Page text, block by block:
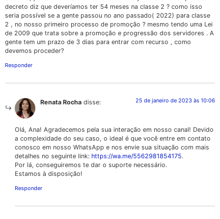
decreto diz que deveríamos ter 54 meses na classe 2 ? como isso
seria possível se a gente passou no ano passado( 2022) para classe
2 , no nosso primeiro processo de promoção ? mesmo tendo uma Lei
de 2009 que trata sobre a promoção e progressão dos servidores . A
gente tem um prazo de 3 dias para entrar com recurso , como
devemos proceder?
Responder
Renata Rocha disse: 25 de janeiro de 2023 às 10:06
Olá, Ana! Agradecemos pela sua interação em nosso canal! Devido
a complexidade do seu caso, o ideal é que você entre em contato
conosco em nosso WhatsApp e nos envie sua situação com mais
detalhes no seguinte link: https://wa.me/5562981854175.
Por lá, conseguiremos te dar o suporte necessário.
Estamos à disposição!
Responder